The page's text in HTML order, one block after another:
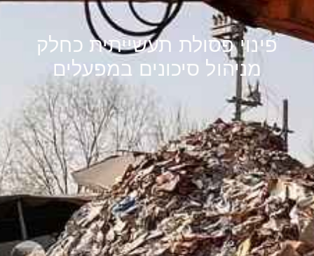
פינוי פסולת תעשייתית כחלק
מניהול סיכונים במפעלים